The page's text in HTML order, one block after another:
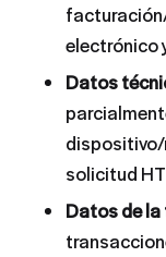
electrónico
Datos
dispositivo/
solicitud
Datos de